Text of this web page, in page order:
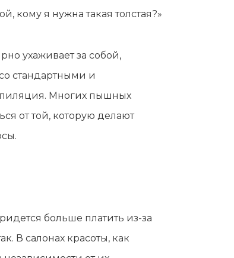
кому я нужна такая толстая?»
ухаживает за собой,
стандартными и
Многих пышных
от той, которую делают
больше платить из-за
В салонах красоты, как